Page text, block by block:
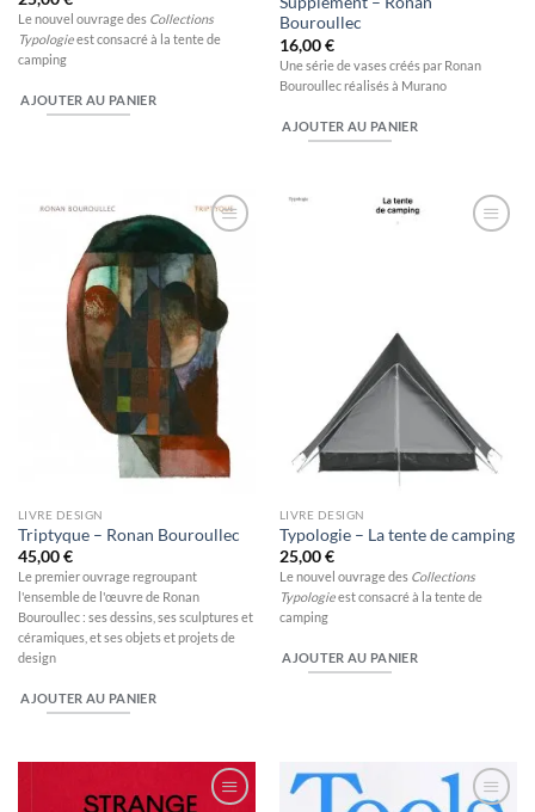
Le nouvel ouvrage des Collections
Typologieest consacré à la tente de
camping
AJOUTER AU PANIER
Bouroullec
16,00€
Une série de vases créés par Ronan
Bouroullec réalisés à Murano
AJOUTER AU PANIER
Ajouter
à la
wishlist
LIVRE DESIGN
Triptyque – Ronan Bouroullec
45,00€
Le premier ouvrage regroupant
l'ensemble de l'œuvre de Ronan
Bouroullec : ses dessins, ses sculptures et
céramiques, et ses objets et projets de
design
AJOUTER AU PANIER
LIVRE DESIGN
Typologie – La tente de camping
25,00€
Le nouvel ouvrage des Collections
Typologieest consacré à la tente de
camping
AJOUTER AU PANIER